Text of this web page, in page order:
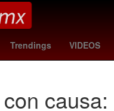
Trendings VIDEOS
arsenal crystal